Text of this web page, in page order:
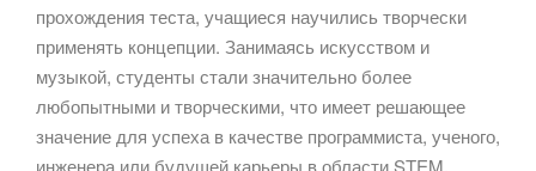
прохождения теста, учащиеся научились творчески
применять концепции. Занимаясь искусством и
музыкой, студенты стали значительно более
любопытными и творческими, что имеет решающее
значение для успеха в качестве программиста, ученого,
инженера или будущей карьеры в области STEM.